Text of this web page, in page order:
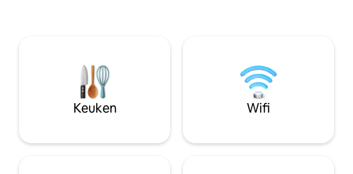
Keuken Wifi